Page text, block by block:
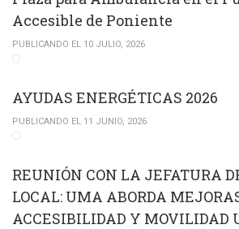
Accesible de Poniente
PUBLICANDO EL 10 JULIO, 2026
AYUDAS ENERGÉTICAS 2026
PUBLICANDO EL 11 JUNIO, 2026
REUNIÓN CON LA JEFATURA
LOCAL: UMA ABORDA
ACCESIBILIDAD Y MOVILIDAD